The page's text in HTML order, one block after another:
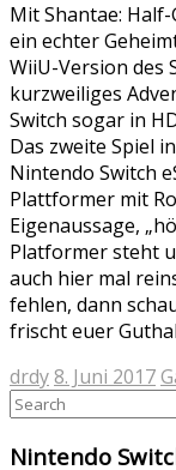
Mit Shantae:
ein echter
WiiU-Version des
kurzweiliges
Switch sogar in
Das zweite Spiel
Nintendo Switch
Plattformer mit
Eigenaussage,
Platformer steht
auch hier mal
fehlen, dann
frischt euer
drdy 8. Juni 2017
Nintendo